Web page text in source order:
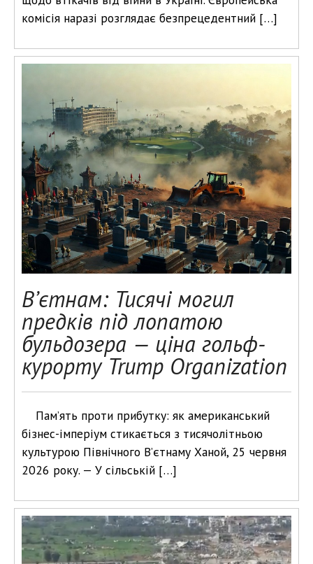
комісія наразі розглядає безпрецедентний […]
В’єтнам: Тисячі могил
предків під лопатою
бульдозера — ціна гольф-
курорту Trump Organization
Пам’ять проти прибутку: як американський
бізнес-імперіум стикається з тисячолітньою
культурою Північного В’єтнаму Ханой, 25 червня
2026 року. — У сільській […]